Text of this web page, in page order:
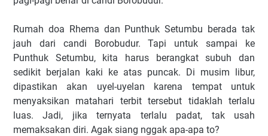
Rumah doa Rhema dan Punthuk Setumbu berada tak
jauh dari candi Borobudur. Tapi untuk sampai ke
Punthuk Setumbu, kita harus berangkat subuh dan
sedikit berjalan kaki ke atas puncak. Di musim libur,
dipastikan akan uyel-uyelan karena tempat untuk
menyaksikan matahari terbit tersebut tidaklah terlalu
luas. Jadi, jika ternyata terlalu padat, tak usah
memaksakan diri. Agak siang nggak apa-apa to?